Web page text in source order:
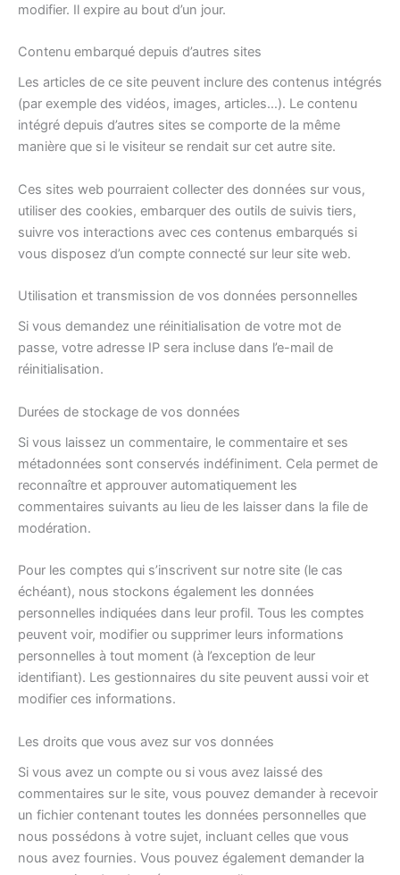
modifier. Il expire au bout d’un jour.
Contenu embarqué depuis d’autres sites
Les articles de ce site peuvent inclure des contenus intégrés
(par exemple des vidéos, images, articles…). Le contenu
intégré depuis d’autres sites se comporte de la même
manière que si le visiteur se rendait sur cet autre site.
Ces sites web pourraient collecter des données sur vous,
utiliser des cookies, embarquer des outils de suivis tiers,
suivre vos interactions avec ces contenus embarqués si
vous disposez d’un compte connecté sur leur site web.
Utilisation et transmission de vos données personnelles
Si vous demandez une réinitialisation de votre mot de
passe, votre adresse IP sera incluse dans l’e-mail de
réinitialisation.
Durées de stockage de vos données
Si vous laissez un commentaire, le commentaire et ses
métadonnées sont conservés indéfiniment. Cela permet de
reconnaître et approuver automatiquement les
commentaires suivants au lieu de les laisser dans la file de
modération.
Pour les comptes qui s’inscrivent sur notre site (le cas
échéant), nous stockons également les données
personnelles indiquées dans leur profil. Tous les comptes
peuvent voir, modifier ou supprimer leurs informations
personnelles à tout moment (à l’exception de leur
identifiant). Les gestionnaires du site peuvent aussi voir et
modifier ces informations.
Les droits que vous avez sur vos données
Si vous avez un compte ou si vous avez laissé des
commentaires sur le site, vous pouvez demander à recevoir
un fichier contenant toutes les données personnelles que
nous possédons à votre sujet, incluant celles que vous
nous avez fournies. Vous pouvez également demander la